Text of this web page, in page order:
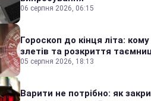
06 серпня 2026, 06:15
Гороскоп до кінця літа:
злетів та розкриття
05 серпня 2026, 18:13
Варити не потрібно: як